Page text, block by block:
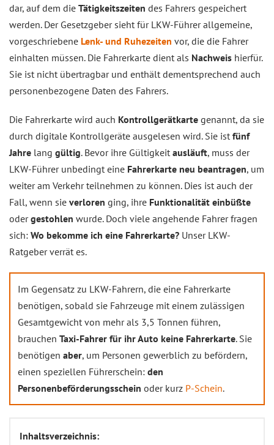
dar, auf dem die Tätigkeitszeiten des Fahrers gespeichert
werden. Der Gesetzgeber sieht für LKW-Führer allgemeine,
vorgeschriebene Lenk- und Ruhezeiten vor, die die Fahrer
einhalten müssen. Die Fahrerkarte dient als Nachweis hierfür.
Sie ist nicht übertragbar und enthält dementsprechend auch
personenbezogene Daten des Fahrers.
Die Fahrerkarte wird auch Kontrollgerätkarte genannt, da sie
durch digitale Kontrollgeräte ausgelesen wird. Sie ist fünf
Jahre lang gültig. Bevor ihre Gültigkeit ausläuft, muss der
LKW-Führer unbedingt eine Fahrerkarte neu beantragen, um
weiter am Verkehr teilnehmen zu können. Dies ist auch der
Fall, wenn sie verloren ging, ihre Funktionalität einbüßte
odergestohlen wurde. Doch viele angehende Fahrer fragen
sich: Wo bekomme ich eine Fahrerkarte? Unser LKW-
Ratgeber verrät es.
Im Gegensatz zu LKW-Fahrern, die eine Fahrerkarte
benötigen, sobald sie Fahrzeuge mit einem zulässigen
Gesamtgewicht von mehr als 3,5 Tonnen führen,
brauchen Taxi-Fahrer für ihr Auto keine Fahrerkarte. Sie
benötigen aber, um Personen gewerblich zu befördern,
einen speziellen Führerschein: den
Personenbeförderungsschein oder kurz P-Schein.
Inhaltsverzeichnis: